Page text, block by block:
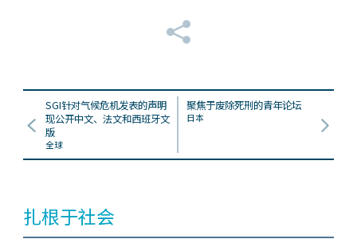
SGI针对气候危机发表的声明
现公开中文、法文和西班牙文
版
全球
聚焦于废除死刑的青年论坛
日本
扎根于社会